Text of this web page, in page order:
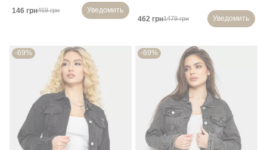
146 грн469 грн Уведомить
462 грн1479 грн Уведомить
-69% -69%